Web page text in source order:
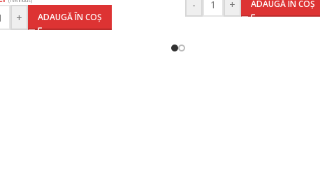
+ ADAUGĂ ÎN COȘ
- + ADAUGĂ ÎN COȘ